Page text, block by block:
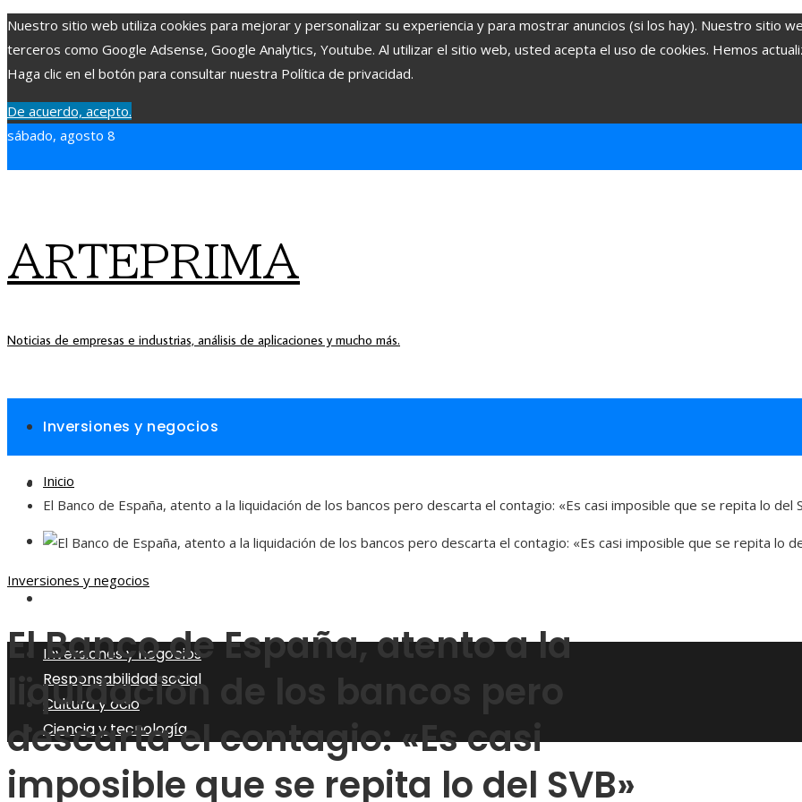
Nuestro sitio web utiliza cookies para mejorar y personalizar su experiencia y para mostrar anuncios (si los hay). Nuestro sitio
terceros como Google Adsense, Google Analytics, Youtube. Al utilizar el sitio web, usted acepta el uso de cookies. Hemos
Haga clic en el botón para consultar nuestra Política de privacidad.
De acuerdo, acepto.
sábado, agosto 8
ARTEPRIMA
Noticias de empresas e industrias, análisis de aplicaciones y mucho más.
Inversiones y negocios
Responsabilidad social
Cultura y ocio
Inversiones y negocios
Responsabilidad social
Cultura y ocio
Ciencia y tecnología
Inicio
El Banco de España, atento a la liquidación de los bancos pero descarta el contagio: «Es casi imposible que se repita lo del
Inversiones y negocios
El Banco de España, atento a la
liquidación de los bancos pero
descarta el contagio: «Es casi
imposible que se repita lo del SVB»